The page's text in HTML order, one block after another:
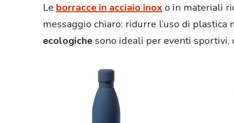
Le borracce in acciaio inox o in materiali
messaggio chiaro: ridurre l’uso di
ecologiche sono ideali per eventi sportivi,